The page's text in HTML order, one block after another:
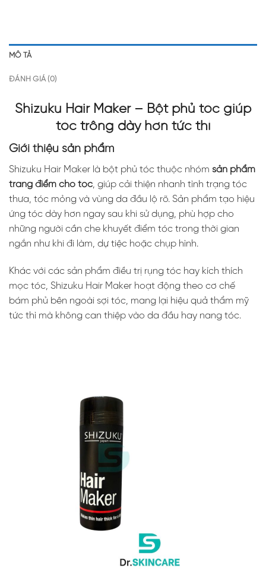
MÔ TẢ
ĐÁNH GIÁ (0)
Shizuku Hair Maker – Bột phủ tóc giúp
tóc trông dày hơn tức thì
Giới thiệu sản phẩm
Shizuku Hair Maker là bột phủ tóc thuộc nhóm sản phẩm
trang điểm cho tóc, giúp cải thiện nhanh tình trạng tóc
thưa, tóc mỏng và vùng da đầu lộ rõ. Sản phẩm tạo hiệu
ứng tóc dày hơn ngay sau khi sử dụng, phù hợp cho
những người cần che khuyết điểm tóc trong thời gian
ngắn như khi đi làm, dự tiệc hoặc chụp hình.
Khác với các sản phẩm điều trị rụng tóc hay kích thích
mọc tóc, Shizuku Hair Maker hoạt động theo cơ chế
bám phủ bên ngoài sợi tóc, mang lại hiệu quả thẩm mỹ
tức thì mà không can thiệp vào da đầu hay nang tóc.